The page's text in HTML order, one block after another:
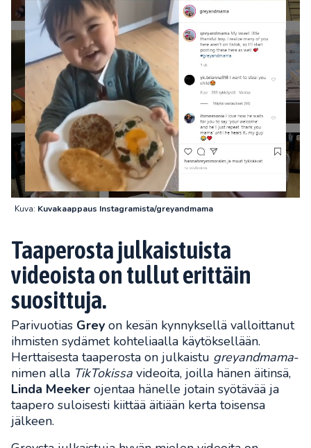
Kuva: Kuvakaappaus Instagramista/greyandmama
Taaperosta julkaistuista
videoista on tullut erittäin
suosittuja.
Parivuotias Grey on kesän kynnyksellä valloittanut
ihmisten sydämet kohteliaalla käytöksellään.
Herttaisesta taaperosta on julkaistu greyandmama-
nimen alla TikTokissa videoita, joilla hänen äitinsä,
Linda Meeker ojentaa hänelle jotain syötävää ja
taapero suloisesti kiittää äitiään kerta toisensa
jälkeen.